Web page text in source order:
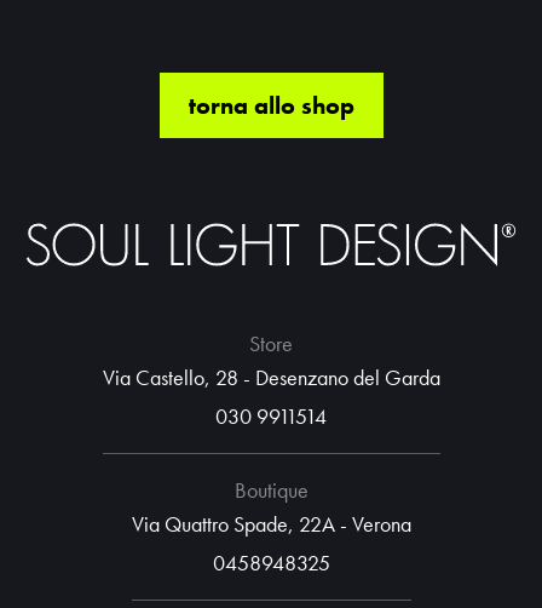
torna allo shop
Store
Via Castello, 28 - Desenzano del Garda
030 9911514
Boutique
Via Quattro Spade, 22A - Verona
0458948325